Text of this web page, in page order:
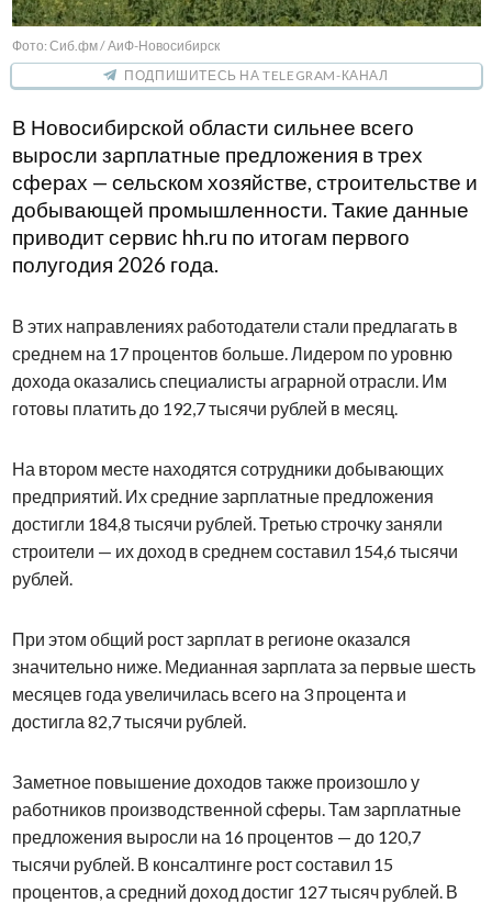
Фото: Сиб.фм / АиФ-Новосибирск
ПОДПИШИТЕСЬ НА TELEGRAM-КАНАЛ
В Новосибирской области сильнее всего
выросли зарплатные предложения в трех
сферах — сельском хозяйстве, строительстве и
добывающей промышленности. Такие данные
приводит сервис hh.ru по итогам первого
полугодия 2026 года.
В этих направлениях работодатели стали предлагать в
среднем на 17 процентов больше. Лидером по уровню
дохода оказались специалисты аграрной отрасли. Им
готовы платить до 192,7 тысячи рублей в месяц.
На втором месте находятся сотрудники добывающих
предприятий. Их средние зарплатные предложения
достигли 184,8 тысячи рублей. Третью строчку заняли
строители — их доход в среднем составил 154,6 тысячи
рублей.
При этом общий рост зарплат в регионе оказался
значительно ниже. Медианная зарплата за первые шесть
месяцев года увеличилась всего на 3 процента и
достигла 82,7 тысячи рублей.
Заметное повышение доходов также произошло у
работников производственной сферы. Там зарплатные
предложения выросли на 16 процентов — до 120,7
тысячи рублей. В консалтинге рост составил 15
процентов, а средний доход достиг 127 тысяч рублей. В